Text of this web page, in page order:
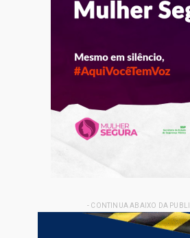
- CONTINUA ABAIXO DA